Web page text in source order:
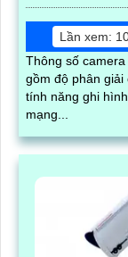
Lần xem:
Thông số
gồm độ phân
tính năng ghi
mạng...